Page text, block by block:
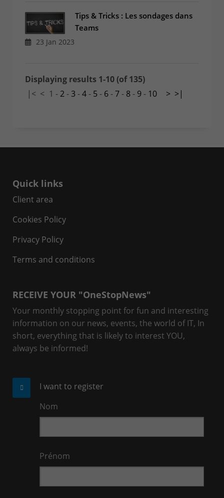
Tips & Tricks : Les sondages dans
Teams
23 Jan 2023
Displaying results 1-10 (of 135)
|< < 1 - 2- 3 -4- 5 - 6-7- 8- 9- 10 > >|
Quick links
Client area
Cookies Policy
Privacy Policy
Terms and conditions
RECEIVE YOUR "OneStopNews"
Your monthly stopping point for fun and interesting
information on our news, events, the world of IT, In
short, everything that is likely to interest YOU,
always be informed!
I want to register
Nom
Prénom